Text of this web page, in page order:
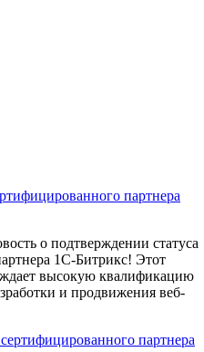
партнера
о подтверждении статуса
1C-Битрикс! Этот
высокую квалификацию
и продвижения веб-